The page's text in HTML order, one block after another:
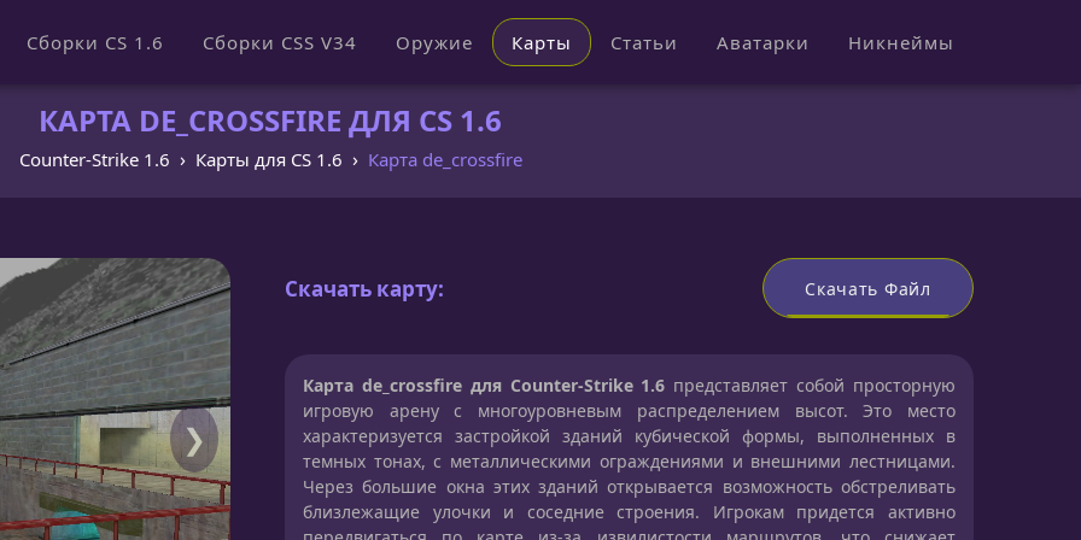
Сборки CS 1.6 Сборки CSS V34 Оружие Карты Статьи Аватарки Никнеймы
КАРТА DE_CROSSFIRE ДЛЯ CS 1.6
Counter-Strike 1.6 Карты для CS 1.6 Карта de_crossfire
❯
Скачать карту: Скачать Файл
Карта de_crossfire для Counter-Strike 1.6 представляет собой просторную
игровую арену с многоуровневым распределением высот. Это место
характеризуется застройкой зданий кубической формы, выполненных в
темных тонах, с металлическими ограждениями и внешними лестницами.
Через большие окна этих зданий открывается возможность обстреливать
близлежащие улочки и соседние строения. Игрокам придется активно